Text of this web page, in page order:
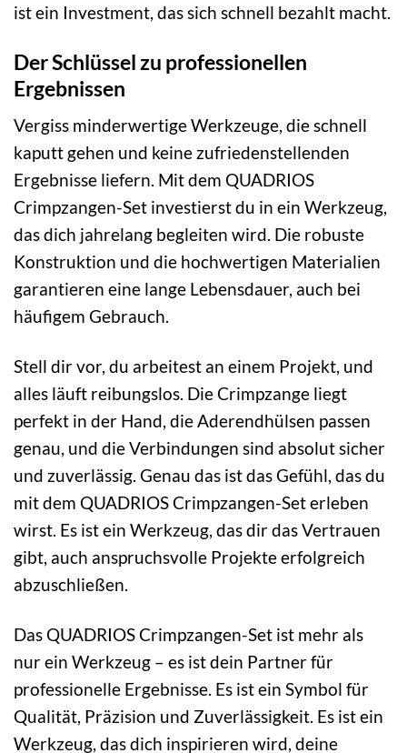
ist ein Investment, das sich schnell bezahlt macht.
Der Schlüssel zu professionellen
Ergebnissen
Vergiss minderwertige Werkzeuge, die schnell
kaputt gehen und keine zufriedenstellenden
Ergebnisse liefern. Mit dem QUADRIOS
Crimpzangen-Set investierst du in ein Werkzeug,
das dich jahrelang begleiten wird. Die robuste
Konstruktion und die hochwertigen Materialien
garantieren eine lange Lebensdauer, auch bei
häufigem Gebrauch.
Stell dir vor, du arbeitest an einem Projekt, und
alles läuft reibungslos. Die Crimpzange liegt
perfekt in der Hand, die Aderendhülsen passen
genau, und die Verbindungen sind absolut sicher
und zuverlässig. Genau das ist das Gefühl, das du
mit dem QUADRIOS Crimpzangen-Set erleben
wirst. Es ist ein Werkzeug, das dir das Vertrauen
gibt, auch anspruchsvolle Projekte erfolgreich
abzuschließen.
Das QUADRIOS Crimpzangen-Set ist mehr als
nur ein Werkzeug – es ist dein Partner für
professionelle Ergebnisse. Es ist ein Symbol für
Qualität, Präzision und Zuverlässigkeit. Es ist ein
Werkzeug, das dich inspirieren wird, deine